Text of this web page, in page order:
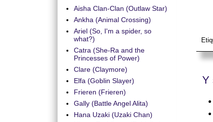
Y
Aisha Clan-Clan (Outlaw Star)
Ankha (Animal Crossing)
Ariel (So, I'm a spider, so
what?)
Catra (She-Ra and the
Princesses of Power)
Clare (Claymore)
Elfa (Goblin Slayer)
Frieren (Frieren)
Gally (Battle Angel Alita)
Hana Uzaki (Uzaki Chan)